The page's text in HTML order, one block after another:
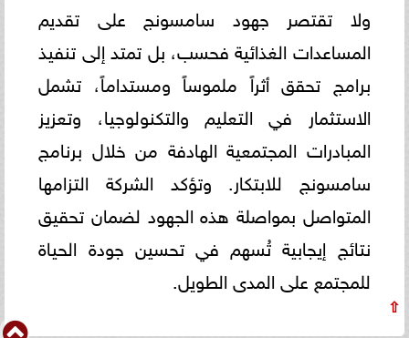
ولا تقتصر جهود سامسونج على تقديم
المساعدات الغذائية فحسب، بل تمتد إلى تنفيذ
برامج تحقق أثراً ملموساً ومستداماً، تشمل
الاستثمار في التعليم والتكنولوجيا، وتعزيز
المبادرات المجتمعية الهادفة من خلال برنامج
سامسونج للابتكار. وتؤكد الشركة التزامها
المتواصل بمواصلة هذه الجهود لضمان تحقيق
نتائج إيجابية تُسهم في تحسين جودة الحياة
للمجتمع على المدى الطويل.
⇧